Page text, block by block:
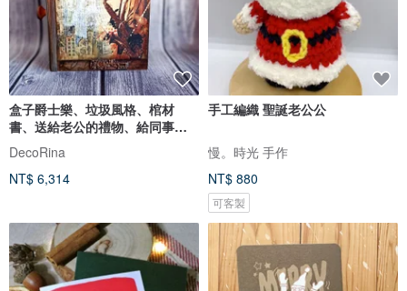
盒子爵士樂、垃圾風格、棺材
書、送給老公的禮物、給同事、
男士盒子書
DecoRina
NT$ 6,314
手工編織 聖誕老公公
慢。時光 手作
NT$ 880
可客製